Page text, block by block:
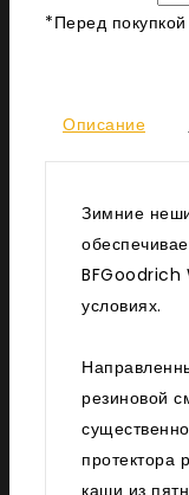
*Перед
Описание
Зимние
BFGoodrich
условиях.
резиновой
протектора
каши из